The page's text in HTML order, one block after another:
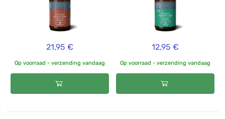
21,95 €
Op voorraad - verzending vandaag
12,95 €
Op voorraad - verzending vandaag